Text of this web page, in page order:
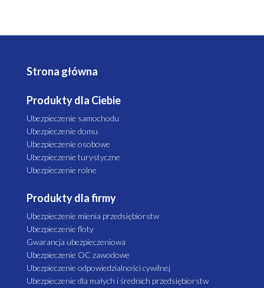
Strona główna
Produkty dla Ciebie
Ubezpieczenie samochodu
Ubezpieczenie domu
Ubezpieczenie osobowe
Ubezpieczenie turystyczne
Ubezpieczenie rolne
Produkty dla firmy
Ubezpieczenie mienia przedsiębiorstw
Ubezpieczenie floty
Gwarancja ubezpieczeniowa
Ubezpieczenie OC zawodowe
Ubezpieczenie odpowiedzialności cywilnej
Ubezpieczenie dla małych i średnich przedsiębiorstw